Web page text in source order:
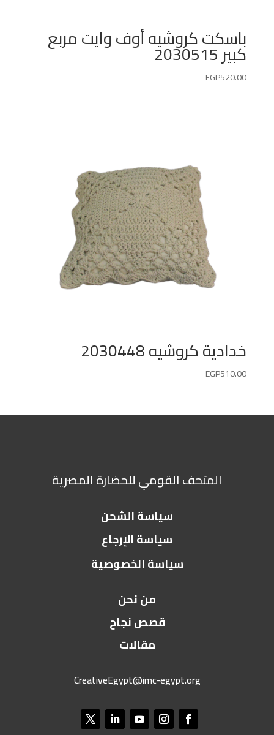
باسكت كروشيه أوف وايت مربع
كبير 2030515
EGP520.00
خدادية كروشيه 2030448
EGP510.00
المتحف القومي للحضارة المصرية
سياسة الشحن
سياسة الإرجاع
سياسة الخصوصية
من نحن
قصص نجاح
مقالات
CreativeEgypt@imc-egypt.org